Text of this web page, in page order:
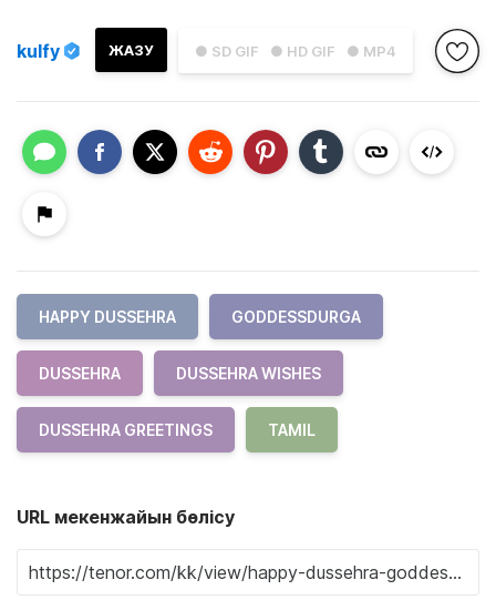
● SD GIF ● HD GIF ● MP4
ЖАЗУ
kulfy
HAPPY DUSSEHRA GODDESSDURGA
DUSSEHRA DUSSEHRA WISHES
DUSSEHRA GREETINGS TAMIL
URL мекенжайын бөлісу